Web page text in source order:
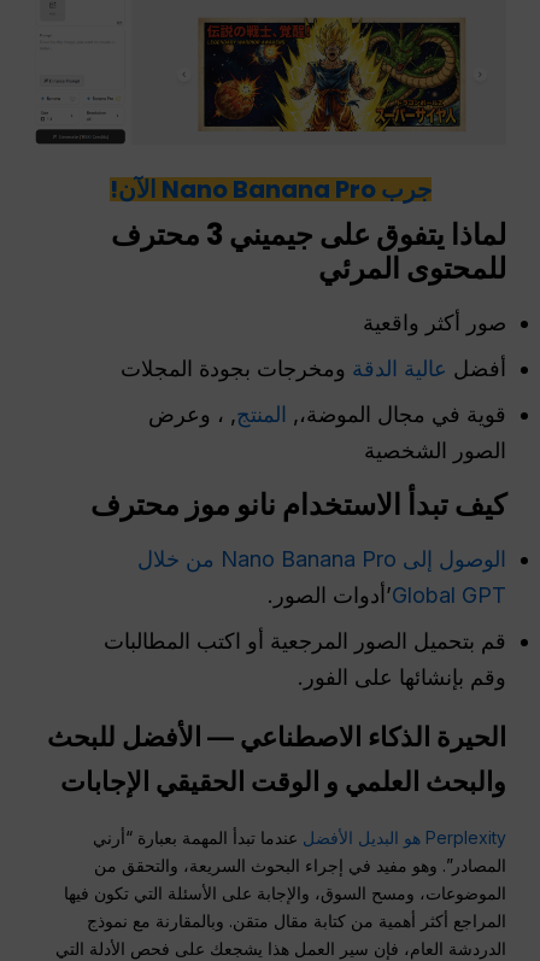
جرب Nano Banana Pro الآن!
لماذا يتفوق على جيميني 3
محترف
للمحتوى المرئي
صور أكثر واقعية
أفضل عالية الدقة ومخرجات بجودة المجلات
قوية في مجال الموضة،, المنتج, ، وعرض
الصور الشخصية
كيف تبدأ الاستخدام نانو موز محترف
الوصول إلى Nano Banana Pro من خلال
Global GPT’أدوات الصور.
قم بتحميل الصور المرجعية أو اكتب المطالبات
وقم بإنشائها على الفور.
الحيرة الذكاء الاصطناعي — الأفضل للبحث
والبحث العلمي و الوقت الحقيقي الإجابات
Perplexity هو البديل الأفضل
عندما تبدأ المهمة بعبارة “أرني
المصادر”. وهو مفيد في إجراء البحوث السريعة، والتحقق من
الموضوعات، ومسح السوق، والإجابة على الأسئلة التي تكون فيها
المراجع أكثر أهمية من كتابة مقال متقن. وبالمقارنة مع نموذج
الدردشة العام، فإن سير العمل هذا يشجعك على فحص الأدلة التي